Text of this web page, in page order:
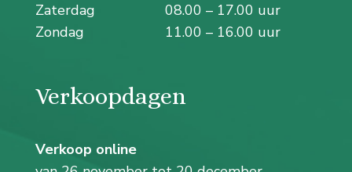
Zaterdag
08.00 – 17.00 uur
Zondag
11.00 – 16.00 uur
Verkoopdagen
Verkoop online